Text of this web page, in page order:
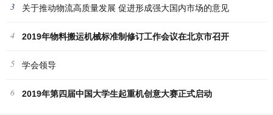
稿
3 关于推动物流高质量发展 促进形成强大国内市场的意见
4 2019年物料搬运机械标准制修订工作会议在北京市召开
5 学会领导
6 2019年第四届中国大学生起重机创意大赛正式启动